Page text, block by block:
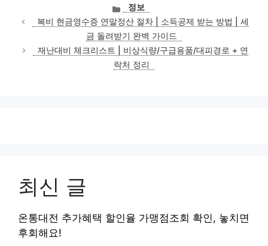
카
테
고
리
정보
복비 현금영수증 연말정산 절차 | 소득공제 받는 방법 | 세
금 돌려받기 완벽 가이드
재난대비 체크리스트 | 비상식량/구급용품/대피경로 + 연
락처 정리
최신 글
온통대전 추가혜택 할인율 가맹점조회 확인, 놓치면
후회해요!